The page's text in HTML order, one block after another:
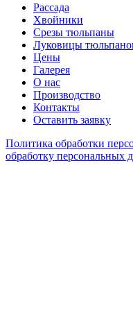
Рассада
Хвойники
Срезы тюльпаны
Луковицы
Цены
Галерея
О нас
Производство
Контакты
Оставить заявку
Политика обработки
обработку персональных